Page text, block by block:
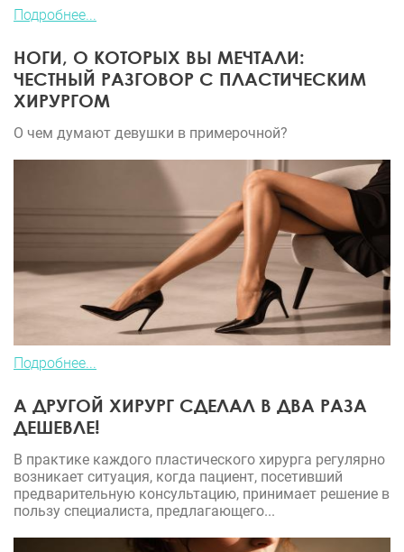
Подробнее...
НОГИ, О КОТОРЫХ ВЫ МЕЧТАЛИ:
ЧЕСТНЫЙ РАЗГОВОР С ПЛАСТИЧЕСКИМ
ХИРУРГОМ
О чем думают девушки в примерочной?
Подробнее...
А ДРУГОЙ ХИРУРГ СДЕЛАЛ В ДВА РАЗА
ДЕШЕВЛЕ!
В практике каждого пластического хирурга регулярно
возникает ситуация, когда пациент, посетивший
предварительную консультацию, принимает решение в
пользу специалиста, предлагающего...